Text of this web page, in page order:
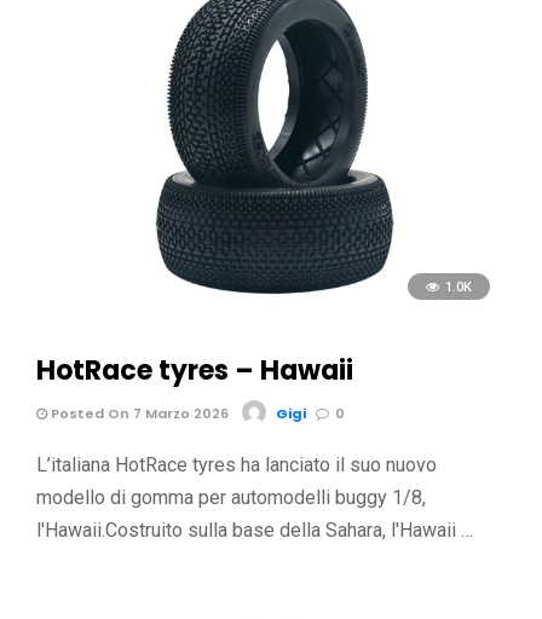
1.0K
HotRace tyres – Hawaii
Posted On 7 Marzo 2026 Gigi 0
L’italiana HotRace tyres ha lanciato il suo nuovo
modello di gomma per automodelli buggy 1/8,
l'Hawaii.Costruito sulla base della Sahara, l'Hawaii …